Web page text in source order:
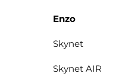
Enzo
Skynet
Skynet AIR